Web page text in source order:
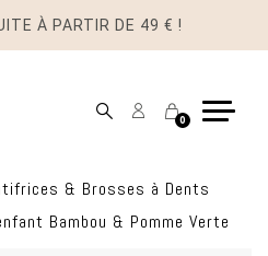
À PARTIR DE 49 € !
MonPanier
0
& Brosses à Dents
Bambou & Pomme Verte